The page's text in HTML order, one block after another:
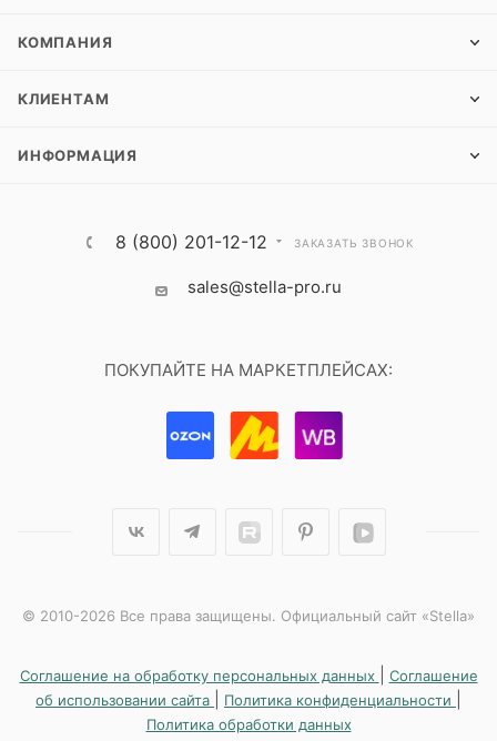
КОМПАНИЯ
КЛИЕНТАМ
ИНФОРМАЦИЯ
8 (800) 201-12-12 ЗАКАЗАТЬ ЗВОНОК
sales@stella-pro.ru
ПОКУПАЙТЕ НА МАРКЕТПЛЕЙСАХ:
© 2010-2026 Все права защищены. Официальный сайт «Stella»
Соглашение на обработку персональных данных
Соглашение
об использовании сайта
Политика конфиденциальности
Политика обработки данных